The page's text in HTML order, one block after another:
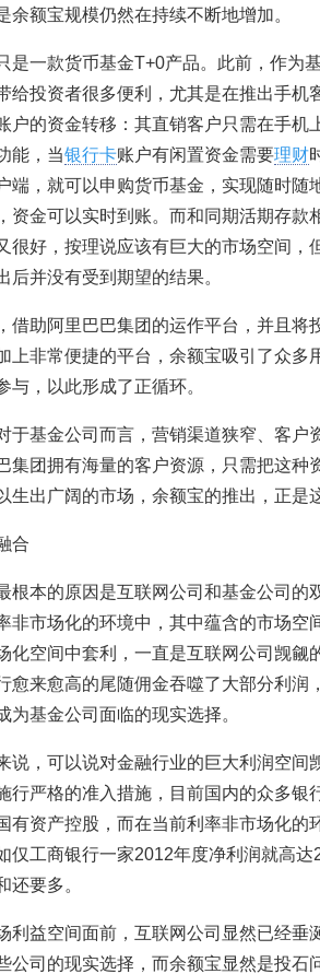
余额宝规模仍然在持续不断地增加。
是一款货币基金T+0产品。此前，作为
给投资者很多便利，尤其是在推出手机
户的资金转移：其直销客户只需在手机
能，当银行卡账户有闲置资金需要理财
端，就可以申购货币基金，实现随时随
资金可以实时到账。而和同期活期存款
很好，按理说应该有巨大的市场空间，
后并没有受到期望的结果。
借助阿里巴巴集团的运作平台，并且将
上非常便捷的平台，余额宝吸引了众多
与，以此形成了正循环。
于基金公司而言，营销渠道狭窄、客户
集团拥有海量的客户资源，只需把这种
生出广阔的市场，余额宝的推出，正是
合
根本的原因是互联网公司和基金公司的
非市场化的环境中，其中蕴含的市场空
化空间中套利，一直是互联网公司觊觎
愈来愈高的尾随佣金吞噬了大部分利润
为基金公司面临的现实选择。
说，可以说对金融行业的巨大利润空间
行严格的准入措施，目前国内的众多银
有资产控股，而在当前利率非市场化的
仅工商银行一家2012年度净利润就高
还要多。
利益空间面前，互联网公司显然已经垂
公司的现实选择，而余额宝显然是投石